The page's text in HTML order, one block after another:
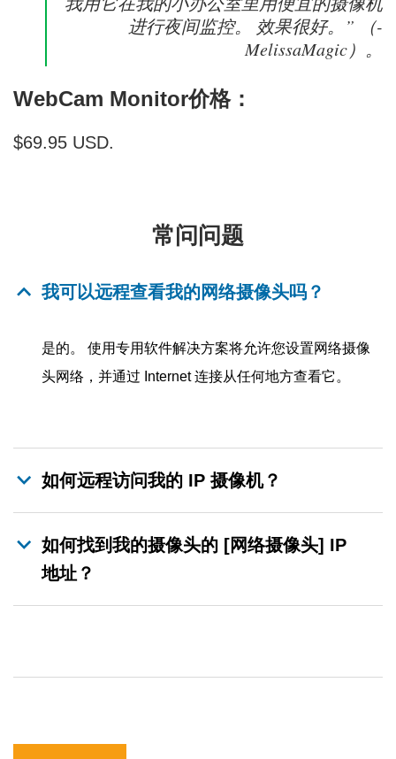
进行夜间监控。 效果很好。” （-
MelissaMagic）。
WebCam Monitor价格：
$69.95 USD.
常问问题
我可以远程查看我的网络摄像头吗？
是的。 使用专用软件解决方案将允许您设置网络摄像
头网络，并通过 Internet 连接从任何地方查看它。
如何远程访问我的 IP 摄像机？
如何找到我的摄像头的 [网络摄像头] IP
地址？